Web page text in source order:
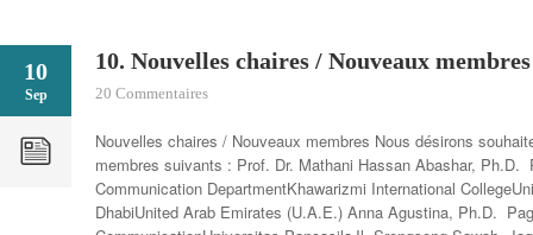
10
Sep
10. Nouvelles chaires / Nouveaux
20 Commentaires
Nouvelles chaires / Nouveaux membres Nous désirons
membres suivants : Prof. Dr. Mathani Hassan Abashar, Ph.D.
Communication DepartmentKhawarizmi International
DhabiUnited Arab Emirates (U.A.E.) Anna Agustina, Ph.D.